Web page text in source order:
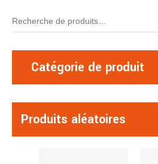
Catégorie de produit
Produits aléatoires